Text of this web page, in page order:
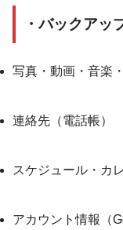
・バックアッ
写真・動画・音楽
連絡先（電話帳）
スケジュール・カ
アカウント情報（